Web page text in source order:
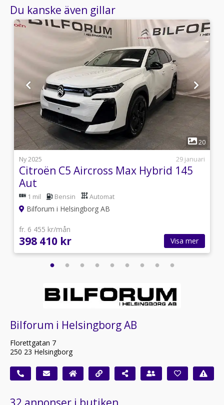
Du kanske även gillar
20
Ny 2025
29 januari
Citroën C5 Aircross Max Hybrid 145
Aut
1 mil Bensin Automat
Bilforum i Helsingborg AB
fr. 6 455 kr/mån
398 410 kr Visa mer
Bilforum i Helsingborg AB
Florettgatan 7
250 23 Helsingborg